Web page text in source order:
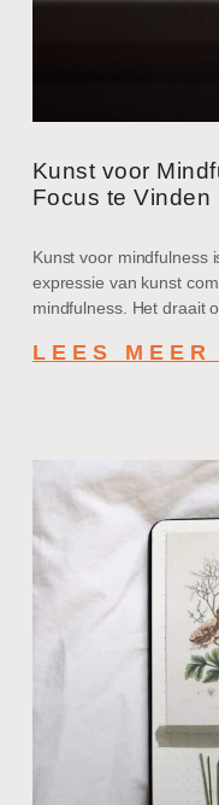
Kunst voor
Focus te Vinden
Kunst voor mindfulness
expressie van kunst
mindfulness. Het draait
LEES MEER